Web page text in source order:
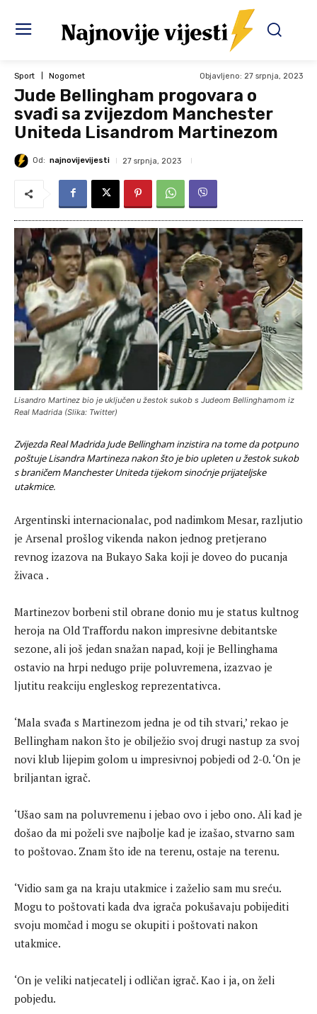
Sport Nogomet Objavljeno: 27 srpnja, 2023
Jude Bellingham progovara o
svađi sa zvijezdom Manchester
Uniteda Lisandrom Martinezom
Od: najnovijevijesti 27 srpnja, 2023
Lisandro Martinez bio je uključen u žestok sukob s Judeom Bellinghamom iz
Real Madrida (Slika: Twitter)
Zvijezda Real Madrida Jude Bellingham inzistira na tome da potpuno
poštuje Lisandra Martineza nakon što je bio upleten u žestok sukob
s braničem Manchester Uniteda tijekom sinoćnje prijateljske
utakmice.
Argentinski internacionalac, pod nadimkom Mesar, razljutio
je Arsenal prošlog vikenda nakon jednog pretjerano
revnog izazova na Bukayo Saka koji je doveo do pucanja
živaca .
Martinezov borbeni stil obrane donio mu je status kultnog
heroja na Old Traffordu nakon impresivne debitantske
sezone, ali još jedan snažan napad, koji je Bellinghama
ostavio na hrpi nedugo prije poluvremena, izazvao je
ljutitu reakciju engleskog reprezentativca.
‘Mala svađa s Martinezom jedna je od tih stvari,’ rekao je
Bellingham nakon što je obilježio svoj drugi nastup za svoj
novi klub lijepim golom u impresivnoj pobjedi od 2-0. ‘On je
briljantan igrač.
‘Ušao sam na poluvremenu i jebao ovo i jebo ono. Ali kad je
došao da mi poželi sve najbolje kad je izašao, stvarno sam
to poštovao. Znam što ide na terenu, ostaje na terenu.
‘Vidio sam ga na kraju utakmice i zaželio sam mu sreću.
Mogu to poštovati kada dva igrača pokušavaju pobijediti
svoju momčad i mogu se okupiti i poštovati nakon
utakmice.
‘On je veliki natjecatelj i odličan igrač. Kao i ja, on želi
pobjedu.